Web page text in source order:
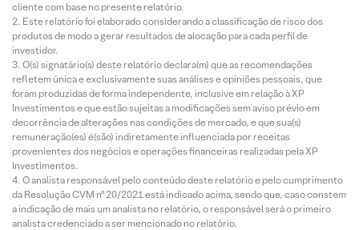
cliente com base no presente relatório.
Este relatório foi elaborado considerando a classificação de risco dos
produtos de modo a gerar resultados de alocação para cada perfil de
investidor.
O(s) signatário(s) deste relatório declara(m) que as recomendações
refletem única e exclusivamente suas análises e opiniões pessoais, que
foram produzidas de forma independente, inclusive em relação à XP
Investimentos e que estão sujeitas a modificações sem aviso prévio em
decorrência de alterações nas condições de mercado, e que sua(s)
remuneração(es) é(são) indiretamente influenciada por receitas
provenientes dos negócios e operações financeiras realizadas pela XP
Investimentos.
O analista responsável pelo conteúdo deste relatório e pelo cumprimento
da Resolução CVM nº 20/2021 está indicado acima, sendo que, caso constem
a indicação de mais um analista no relatório, o responsável será o primeiro
analista credenciado a ser mencionado no relatório.